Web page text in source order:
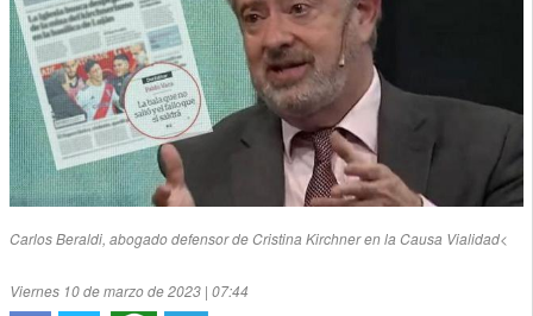
Carlos Beraldi, abogado defensor de Cristina Kirchner en la Causa Vialidad<
Viernes 10 de marzo de 2023 | 07:44